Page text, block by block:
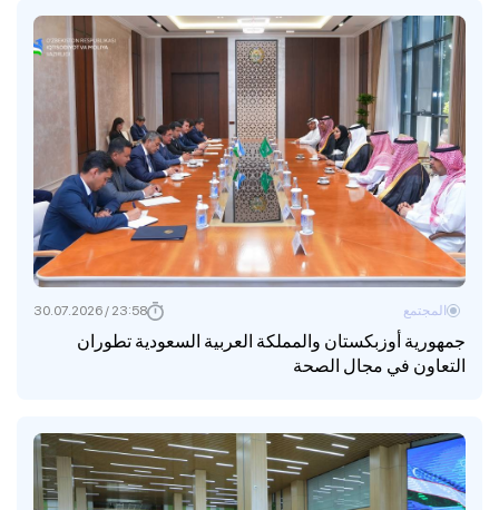
جمهورية أوزبكستان والمملكة العربية السعودية تطوران
التعاون في مجال الصحة
المجتمع 23:58 / 30.07.2026